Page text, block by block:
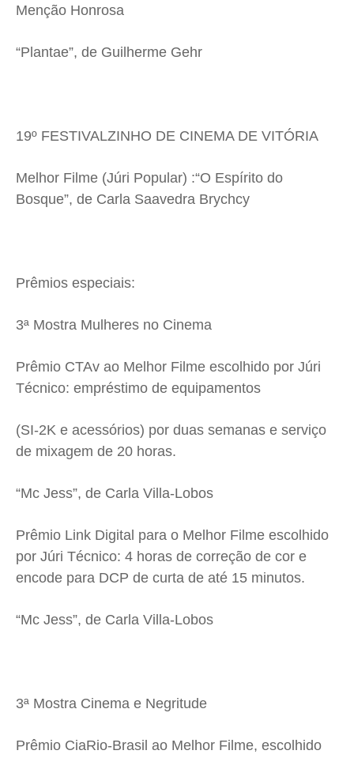
Menção Honrosa
“Plantae”, de Guilherme Gehr
19º FESTIVALZINHO DE CINEMA DE VITÓRIA
Melhor Filme (Júri Popular) :“O Espírito do
Bosque”, de Carla Saavedra Brychcy
Prêmios especiais:
3ª Mostra Mulheres no Cinema
Prêmio CTAv ao Melhor Filme escolhido por Júri
Técnico: empréstimo de equipamentos
(SI-2K e acessórios) por duas semanas e serviço
de mixagem de 20 horas.
“Mc Jess”, de Carla Villa-Lobos
Prêmio Link Digital para o Melhor Filme escolhido
por Júri Técnico: 4 horas de correção de cor e
encode para DCP de curta de até 15 minutos.
“Mc Jess”, de Carla Villa-Lobos
3ª Mostra Cinema e Negritude
Prêmio CiaRio-Brasil ao Melhor Filme, escolhido